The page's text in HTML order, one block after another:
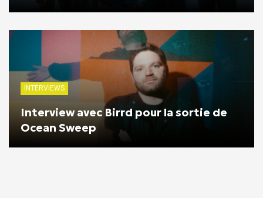
INTERVIEWS
Interview avec Birrd pour la sortie de
Ocean Sweep